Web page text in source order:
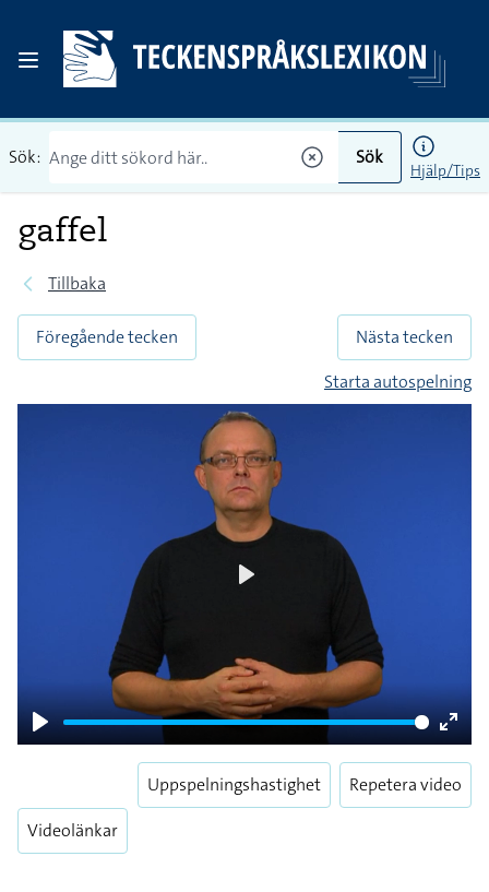
Sök: Sök
Hjälp/Tips
gaffel
Tillbaka
Föregående tecken
Nästa tecken
Starta autospelning
Play
Enter
Videolänkar
Uppspelningshastighet Repetera video